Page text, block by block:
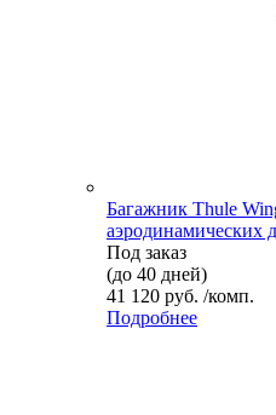
Багажник Thule
аэродинамических
Под заказ
(до 40 дней)
41 120 руб. /комп.
Подробнее